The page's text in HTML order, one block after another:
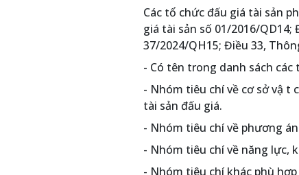
Các tổ chức đấu giá tài sản
giá tài sản số 01/2016/
37/2024/QH15; Điều 33,
- Có tên trong danh sách
- Nhóm tiêu chí về cơ sở vậ t
tài sản đấu giá.
- Nhóm tiêu chí về phương
- Nhóm tiêu chí về năng lực,
- Nhóm tiêu chí khác phù